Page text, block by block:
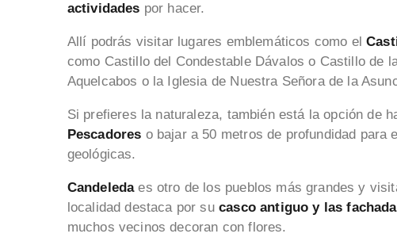
actividades por hacer.
Allí podrás visitar lugares emblemáticos como el
como Castillo del Condestable Dávalos o Castillo de
Aquelcabos o la Iglesia de Nuestra Señora de la
Si prefieres la naturaleza, también está la opción de
Pescadores o bajar a 50 metros de profundidad para
geológicas.
Candeledaes otro de los pueblos más grandes y
localidad destaca por su casco antiguo y las
muchos vecinos decoran con flores.